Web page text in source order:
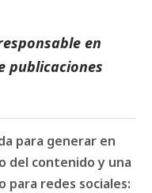
en
publicaciones
para generar en
del contenido y una
redes sociales: